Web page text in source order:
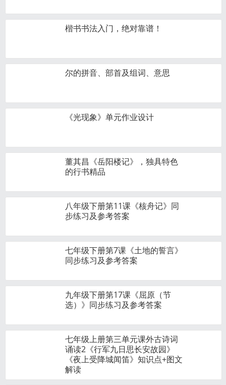
楷书书法入门，绝对靠谱！
尔的拼音、部首及组词、意思
《光现象》单元作业设计
董其昌《岳阳楼记》，独具特色
的行书精品
八年级下册第11课《核舟记》同
步练习及参考答案
七年级下册第7课《土地的誓言》
同步练习及参考答案
九年级下册第17课《屈原（节
选）》同步练习及参考答案
七年级上册第三单元课外古诗词
诵读2《行军九日思长安故园》
《夜上受降城闻笛》知识点+图文
解读